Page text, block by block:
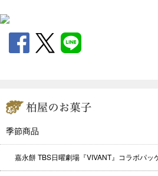
季節商品
嘉永餅 TBS日曜劇場『VIVANT』コラボパッ